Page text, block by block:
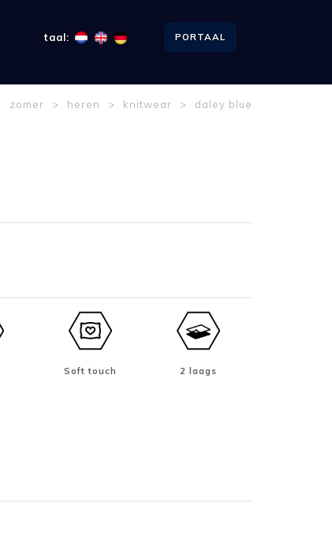
taal: PORTAAL
zomer > heren > knitwear > daley blue
Soft touch 2 laags